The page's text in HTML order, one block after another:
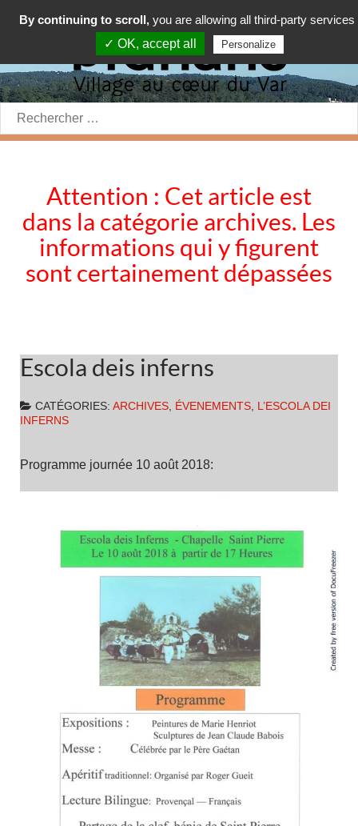
Rechercher:
Attention : Cet article est
dans la catégorie archives. Les
informations qui y figurent
sont certainement dépassées
Escola deis inferns
CATÉGORIES: ARCHIVES, ÉVENEMENTS, L’ESCOLA DEI
INFERNS
Programme journée 10 août 2018:
By continuing to scroll, you are allowing all third-party services
✓ OK, accept all
Personalize